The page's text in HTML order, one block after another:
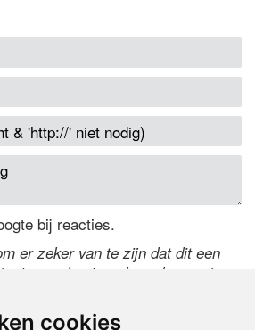
cookies
bij reacties.
er zeker van te zijn dat dit een
typ onderstaande code over in